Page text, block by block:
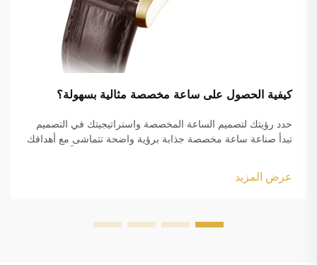
كيفية الحصول على ساعة مخصصة مثالية بسهولة؟
حدد رؤيتك لتصميم الساعة المخصصة واستراتيجيتك في التصميم
تبدأ صناعة ساعة مخصصة جذابة برؤية واضحة تتماشى مع أهدافك
العلامة التجارية أو عنصرًا شخصيًا...
عرض المزيد